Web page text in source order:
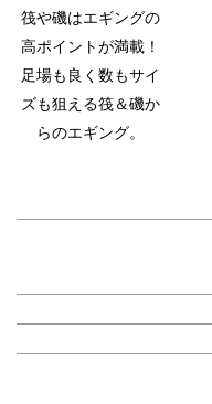
筏や磯はエギングの
高ポイントが満載！
足場も良く数もサイ
ズも狙える筏＆磯か
らのエギング。